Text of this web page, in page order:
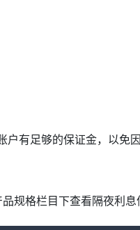
有足够的保证金，以免因
规格栏目下查看隔夜利